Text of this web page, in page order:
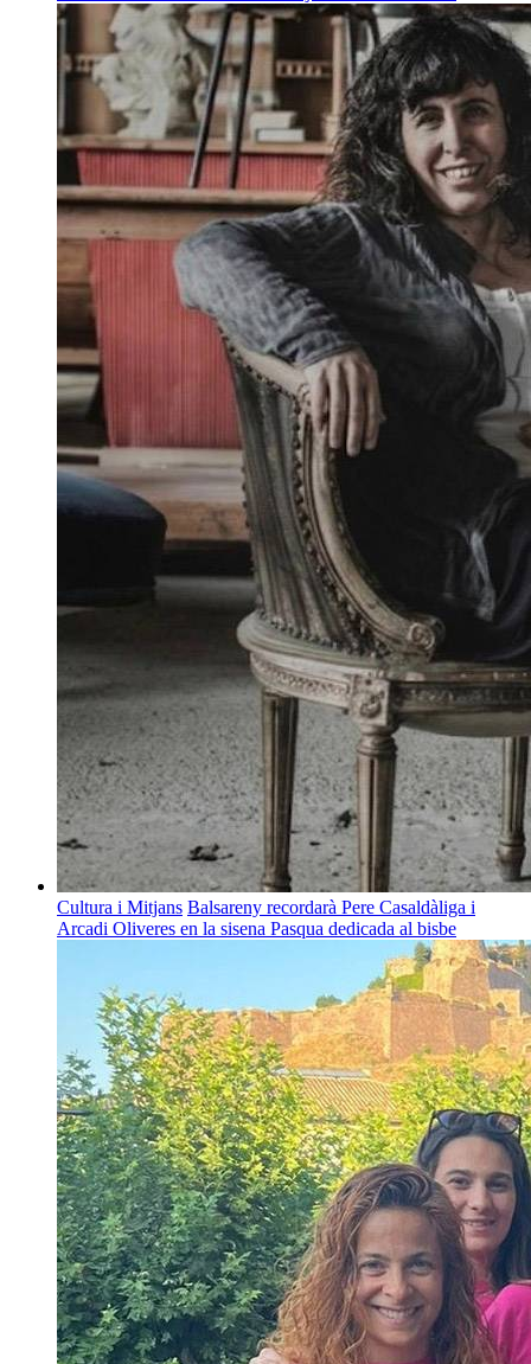
Cultura i Mitjans Balsareny recordarà Pere Casaldàliga i
Arcadi Oliveres en la sisena Pasqua dedicada al bisbe